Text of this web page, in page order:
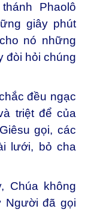
Phaolô
giây phút
nó những
đòi hỏi chúng
đều ngạc
triệt để của
gọi, các
lưới, bỏ cha
Chúa không
Người đã gọi